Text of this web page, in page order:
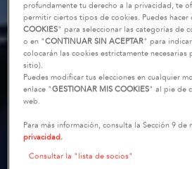
profundamente tu derecho a la privacidad, te
permitir ciertos tipos de cookies. Puedes hacer
COOKIES" para seleccionar las categorías de
o en "CONTINUAR SIN ACEPTAR" para
colocarán las cookies estrictamente necesarias
sitio).
Puedes modificar tus elecciones en cualquier
enlace "GESTIONAR MIS COOKIES" al pie de
web.
Para más información, consulta la Sección 9 de
privacidad.
Consultar la "lista de socios"